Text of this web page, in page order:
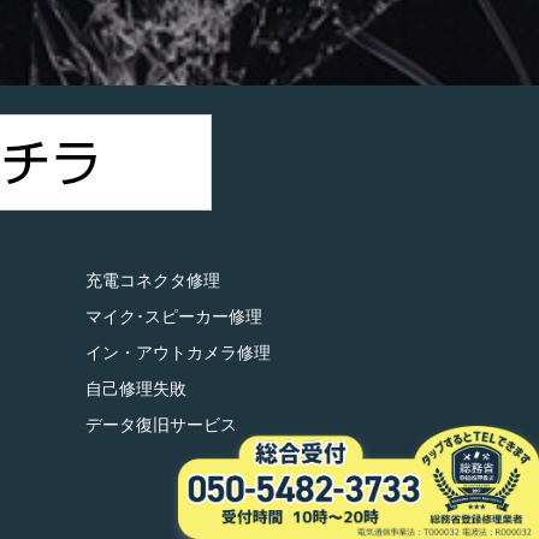
充電コネクタ修理
マイク･スピーカー修理
イン・アウトカメラ修理
自己修理失敗
データ復旧サービス